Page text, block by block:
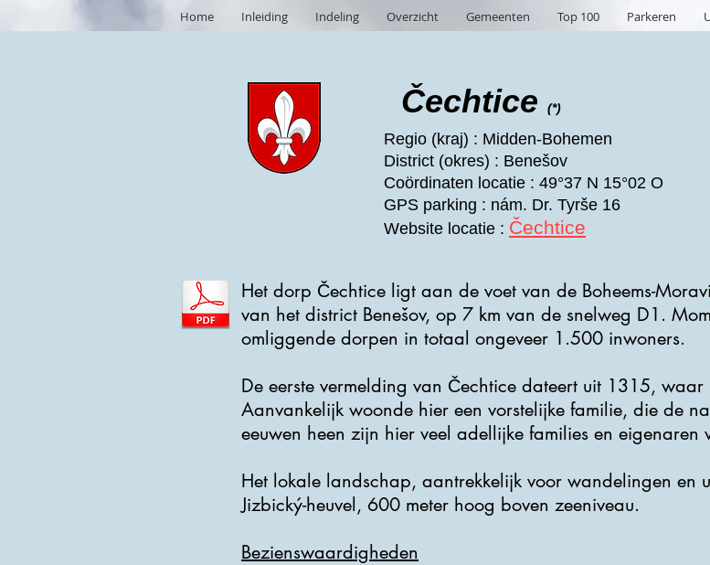
Home Inleiding Indeling Overzicht Gemeenten Top 100 Parkeren
Čechtice (*)
Regio (kraj) : Midden-Bohemen
District (okres) : Benešov
Coördinaten locatie : 49°37 N 15°02 O
GPS parking : nám. Dr. Tyrše 16
Website locatie : Čechtice
Het dorp Čechtice ligt aan de voet van de Boheems-
van het district Benešov, op 7 km van de snelweg D1.
omliggende dorpen in totaal ongeveer 1.500 inwoners.
De eerste vermelding van Čechtice dateert uit 1315,
Aanvankelijk woonde hier een vorstelijke familie, die de
eeuwen heen zijn hier veel adellijke families en
Het lokale landschap, aantrekkelijk voor wandelingen en
Jizbický-heuvel, 600 meter hoog boven zeeniveau.
Bezienswaardigheden